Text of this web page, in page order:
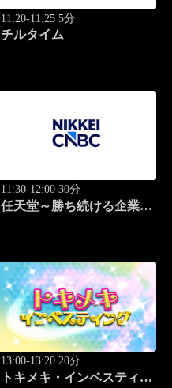
11:20-11:25 5分
チルタイム
11:30-12:00 30分
任天堂～勝ち続ける企業の
13:00-13:20 20分
トキメキ・インベスティン